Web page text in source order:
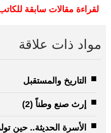
لقراءة مقالات سابقة
مواد ذات علاقة
التاريخ والمستقبل
إرث صنع وطناً (2)
الأسرة الحديثة.. حين